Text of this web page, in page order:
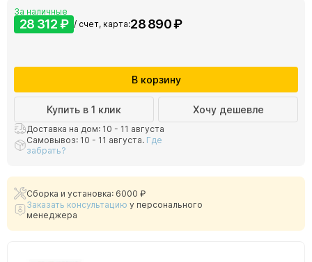
За наличные
28 312 ₽ / счет, карта:28 890 ₽
В корзину
Купить в 1 клик Хочу дешевле
Доставка на дом: 10 - 11 августа
Самовывоз: 10 - 11 августа. Где
забрать?
Сборка и установка: 6000 ₽
Заказать консультацию у персонального
менеджера